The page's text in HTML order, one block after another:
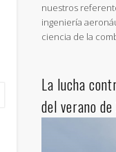
nuestros
ingeniería
ciencia de la
La lucha
del verano